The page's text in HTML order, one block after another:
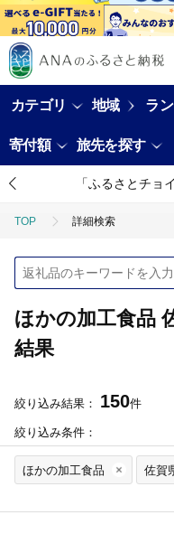
カテゴリ 地域 ラ
寄付額 旅先を探す
「ふるさとチョ
TOP 詳細検索
ほかの加工食品
結果
絞り込み結果： 150件
絞り込み条件：
ほかの加工食品 佐賀